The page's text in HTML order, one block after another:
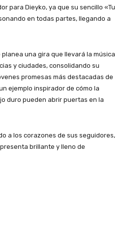
para Dieyko, ya que su sencillo «Tu
en todas partes, llegando a
una gira que llevará la música
y ciudades, consolidando su
promesas más destacadas de
ejemplo inspirador de cómo la
duro pueden abrir puertas en la
a los corazones de sus seguidores,
brillante y lleno de